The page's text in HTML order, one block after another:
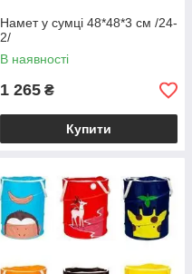
Намет у сумці 48*48*3 см /24-
2/
В наявності
1 265 ₴
Купити